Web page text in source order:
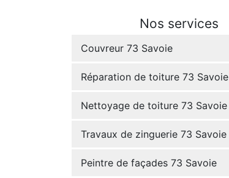
Nos services
Couvreur 73 Savoie
Réparation de toiture 73 Savoie
Nettoyage de toiture 73 Savoie
Travaux de zinguerie 73 Savoie
Peintre de façades 73 Savoie